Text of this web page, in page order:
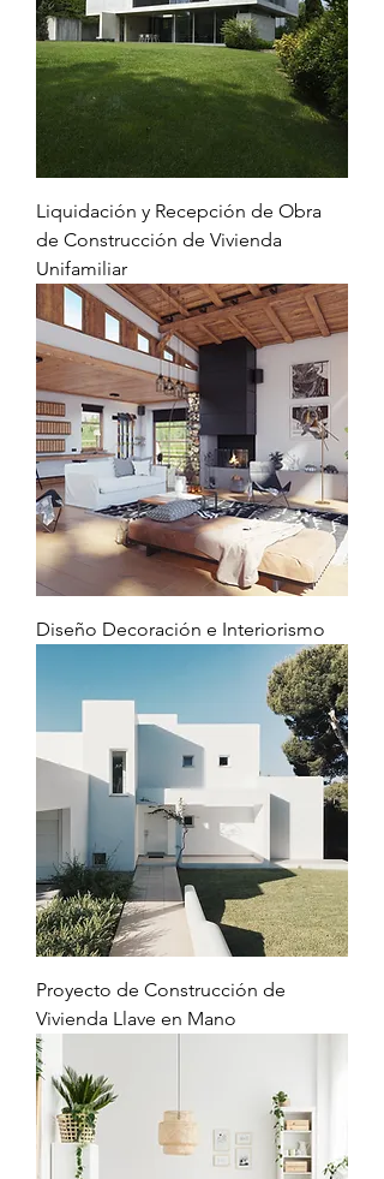
Liquidación y Recepción de Obra
de Construcción de Vivienda
Unifamiliar
Diseño Decoración e Interiorismo
Proyecto de Construcción de
Vivienda Llave en Mano